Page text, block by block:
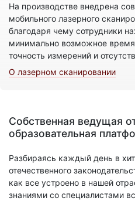
На производстве внедрена
мобильного лазерного
благодаря чему сотрудники
минимально возможное
точность измерений и
О лазерном сканировании
Собственная ведущая
образовательная
Разбираясь каждый день в
отечественного
как все устроено в нашей
знаниями со специалистами